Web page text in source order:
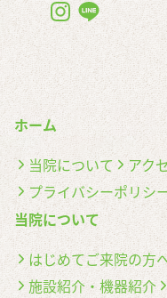
ホーム
当院について
アク
プライバシーポリシ
当院について
はじめてご来院の方
施設紹介・機器紹介